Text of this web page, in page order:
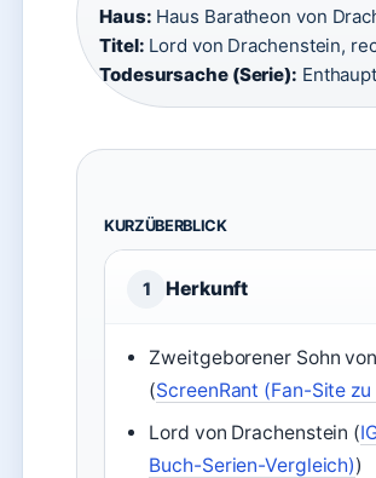
Haus: Haus Baratheon von
Titel: Lord von Drachenstein,
Todesursache (Serie):
KURZÜBERBLICK
1 Herkunft
Zweitgeborener Sohn
(ScreenRant (Fan-Site
Lord von Drachenstein (
Buch-Serien-Vergleich))